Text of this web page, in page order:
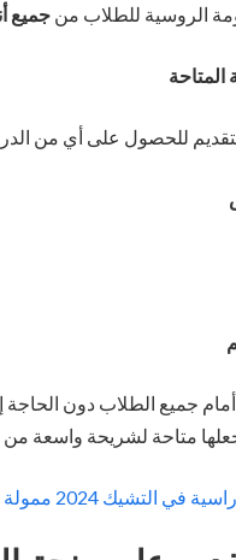
الروسية للطلاب من جميع
المتاحة
للحصول على أي من
جميع الطلاب دون الحاجة
متاحة لشريحة واسعة من
في التشيك 2024 ممولة بالكامل